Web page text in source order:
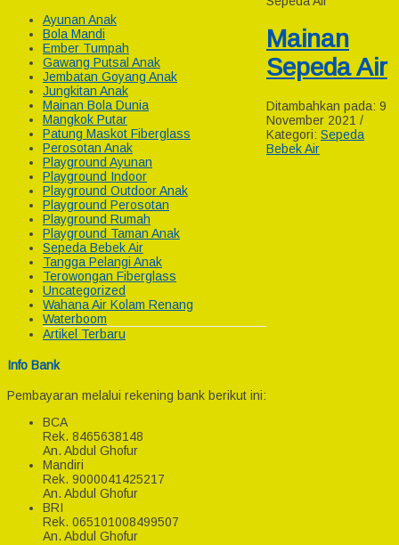
Ayunan Anak
Bola Mandi
Ember Tumpah
Gawang Putsal Anak
Jembatan Goyang Anak
Jungkitan Anak
Mainan Bola Dunia
Mangkok Putar
Patung Maskot Fiberglass
Perosotan Anak
Playground Ayunan
Playground Indoor
Playground Outdoor Anak
Playground Perosotan
Playground Rumah
Playground Taman Anak
Sepeda Bebek Air
Tangga Pelangi Anak
Terowongan Fiberglass
Uncategorized
Wahana Air Kolam Renang
Waterboom
Artikel Terbaru
Info Bank
Pembayaran melalui rekening bank berikut ini:
BCA
Rek. 8465638148
An. Abdul Ghofur
Mandiri
Rek. 9000041425217
An. Abdul Ghofur
BRI
Rek. 065101008499507
An. Abdul Ghofur
Mainan
Sepeda Air
Ditambahkan pada: 9
November 2021 /
Kategori: Sepeda
Bebek Air